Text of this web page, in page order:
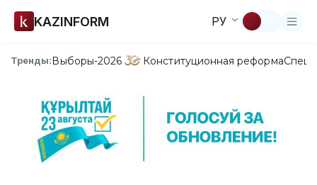
KAZINFORM РУ
Тренды:Выборы-2026 Конституционная реформа